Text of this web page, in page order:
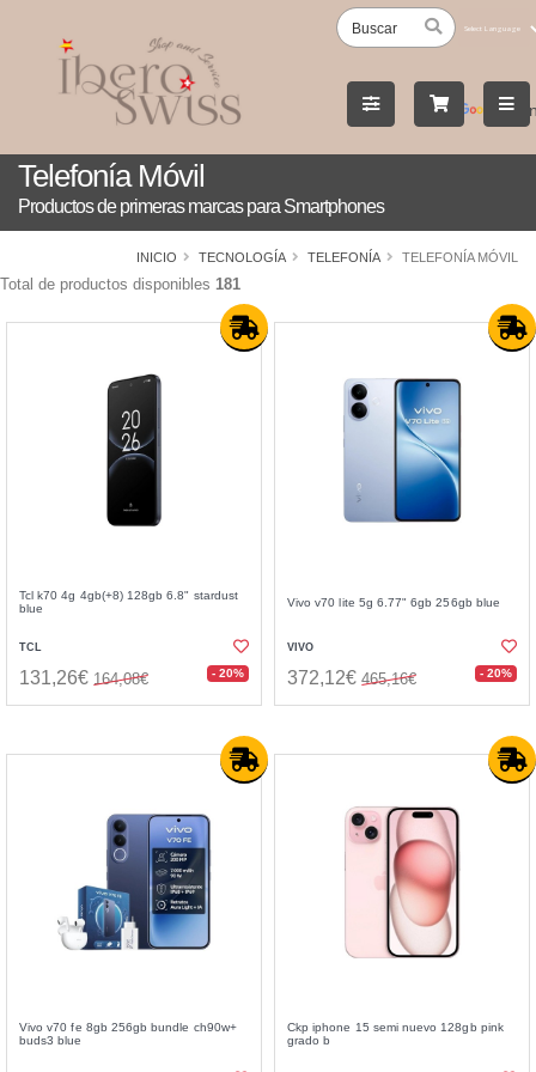
by
Telefonía Móvil
Productos de primeras marcas para Smartphones
INICIO TECNOLOGÍA TELEFONÍA TELEFONÍA MÓVIL
Total de productos disponibles 181
Tcl k70 4g 4gb(+8) 128gb 6.8" stardust
blue
TCL
131,26€ 164,08€ - 20%
Vivo v70 lite 5g 6.77" 6gb 256gb blue
VIVO
372,12€ 465,16€ - 20%
Vivo v70 fe 8gb 256gb bundle ch90w+
buds3 blue
Ckp iphone 15 semi nuevo 128gb pink
grado b